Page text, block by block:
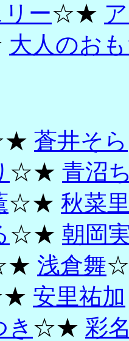
ー☆★
大人のお
蒼井そら
☆★ 青沼
☆★ 秋菜
☆★ 朝岡
浅倉舞
安里祐加
き ☆★ 彩